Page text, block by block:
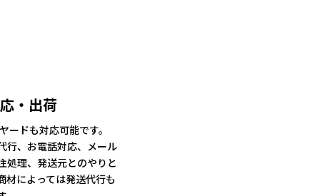
・出荷
ードも対応可能です。
行、お電話対応、メール
処理、発送元とのやりと
材によっては発送代行も